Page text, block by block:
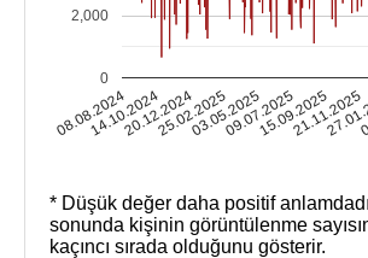
08.08.2024
14.10.2024
20.12.2024
25.02.2025
03.05.2025
09.07.2025
15.09.2025
21.11.2025
0
2,000
* Düşük değer daha positif
sonunda kişinin görüntülenme
kaçıncı sırada olduğunu gösterir.